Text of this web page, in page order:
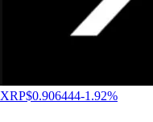
XRP$0.906444-1.92%